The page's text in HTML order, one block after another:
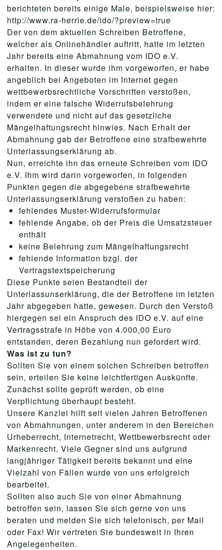
berichteten bereits einige Male, beispielsweise hier:
http://www.ra-herrle.de/ido/?preview=true
Der von dem aktuellen Schreiben Betroffene,
welcher als Onlinehändler auftritt, hatte im letzten
Jahr bereits eine Abmahnung vom IDO e.V.
erhalten. In dieser wurde ihm vorgeworfen, er habe
angeblich bei Angeboten im Internet gegen
wettbewerbsrechtliche Vorschriften verstoßen,
indem er eine falsche Widerrufsbelehrung
verwendete und nicht auf das gesetzliche
Mängelhaftungsrecht hinwies. Nach Erhalt der
Abmahnung gab der Betroffene eine strafbewehrte
Unterlassungserklärung ab.
Nun, erreichte ihn das erneute Schreiben vom IDO
e.V. Ihm wird darin vorgeworfen, in folgenden
Punkten gegen die abgegebene strafbewehrte
Unterlassungserklärung verstoßen zu haben:
fehlendes Muster-Widerrufsformular
fehlende Angabe, ob der Preis die Umsatzsteuer
enthält
keine Belehrung zum Mängelhaftungsrecht
fehlende Information bzgl. der
Vertragstextspeicherung
Diese Punkte seien Bestandteil der
Unterlassunserklärung, die der Betroffene im letzten
Jahr abgegeben hatte, gewesen. Durch den Verstoß
hiergegen sei ein Anspruch des IDO e.V. auf eine
Vertragsstrafe in Höhe von 4.000,00 Euro
entstanden, deren Bezahlung nun gefordert wird.
Was ist zu tun?
Sollten Sie von einem solchen Schreiben betroffen
sein, erteilen Sie keine leichtfertigen Auskünfte.
Zunächst sollte geprüft werden, ob eine
Verpflichtung überhaupt besteht.
Unsere Kanzlei hilft seit vielen Jahren Betroffenen
von Abmahnungen, unter anderem in den Bereichen
Urheberrecht, Internetrecht, Wettbewerbsrecht oder
Markenrecht. Viele Gegner sind uns aufgrund
langjähriger Tätigkeit bereits bekannt und eine
Vielzahl von Fällen wurde von uns erfolgreich
bearbeitet.
Sollten also auch Sie von einer Abmahnung
betroffen sein, lassen Sie sich gerne von uns
beraten und melden Sie sich telefonisch, per Mail
oder Fax! Wir vertreten Sie bundesweit in Ihren
Angelegenheiten.